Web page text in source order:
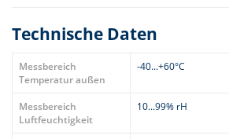
Technische Daten
Messbereich
Temperatur außen
-40...+60°C
Messbereich
Luftfeuchtigkeit
10...99% rH